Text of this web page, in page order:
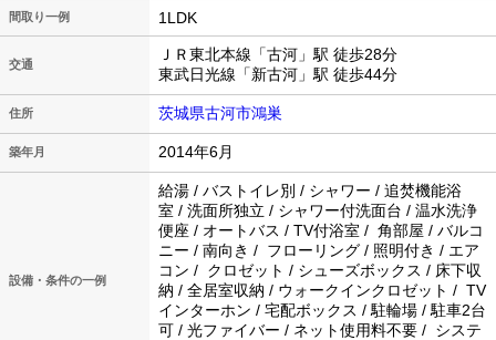
間取り一例 1LDK
交通
ＪＲ東北本線「古河」駅 徒歩28分
東武日光線「新古河」駅 徒歩44分
住所 茨城県古河市鴻巣
築年月 2014年6月
設備・条件の一例
給湯 / バストイレ別 / シャワー / 追焚機能浴
室 / 洗面所独立 / シャワー付洗面台 / 温水洗浄
便座 / オートバス / TV付浴室 / 角部屋 / バルコ
ニー / 南向き / フローリング / 照明付き / エア
コン / クロゼット / シューズボックス / 床下収
納 / 全居室収納 / ウォークインクロゼット / TV
インターホン / 宅配ボックス / 駐輪場 / 駐車2台
可 / 光ファイバー / ネット使用料不要 / システ